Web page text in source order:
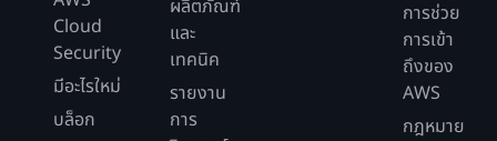
Cloud
Security
มีอะไรใหม่
บล็อก
ผลิตภัณฑ์
และ
เทคนิค
รายงาน
การ
การช่วย
การเข้า
ถึงของ
AWS
กฎหมาย